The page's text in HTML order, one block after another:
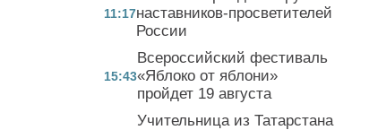
11:17наставников-просветителей
России
15:43
Всероссийский фестиваль
«Яблоко от яблони»
пройдет 19 августа
Учительница из Татарстана